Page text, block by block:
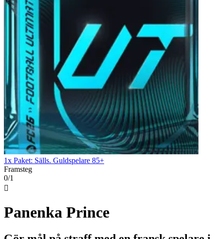
1x Paket: Sälls. Guldspelare 85+
Framsteg
0/1

Panenka Prince